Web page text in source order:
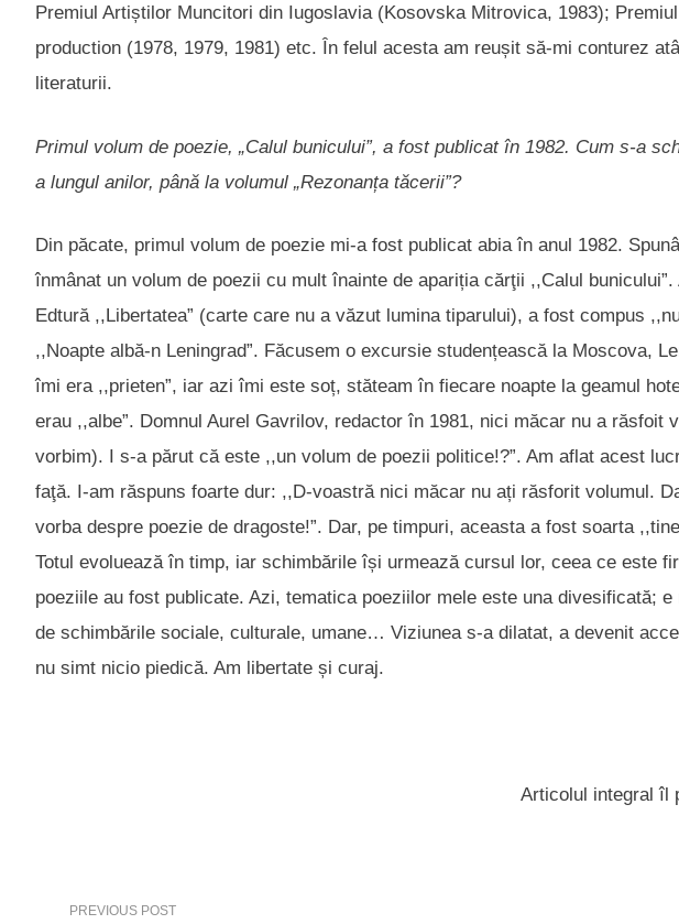
Premiul Artiștilor Muncitori din Iugoslavia (Kosovska Mitrovica, 1983);
production (1978, 1979, 1981) etc. În felul acesta am reușit să-mi conturez
literaturii.
Primul volum de poezie, „Calul bunicului”, a fost publicat în 1982. Cum s-a
a lungul anilor, până la volumul „Rezonanța tăcerii”?
Din păcate, primul volum de poezie mi-a fost publicat abia în anul 1982.
înmânat un volum de poezii cu mult înainte de apariția cărţii ,,Calul
Edtură ,,Libertatea” (carte care nu a văzut lumina tiparului), a fost compus
,,Noapte albă-n Leningrad”. Făcusem o excursie studențească la Moscova,
îmi era ,,prieten”, iar azi îmi este soț, stăteam în fiecare noapte la geamul
erau ,,albe”. Domnul Aurel Gavrilov, redactor în 1981, nici măcar nu a răsfoit
vorbim). I s-a părut că este ,,un volum de poezii politice!?”. Am aflat acest
faţă. I-am răspuns foarte dur: ,,D-voastră nici măcar nu ați răsforit volumul.
vorba despre poezie de dragoste!”. Dar, pe timpuri, aceasta a fost soarta
Totul evoluează în timp, iar schimbările își urmează cursul lor, ceea ce este
poeziile au fost publicate. Azi, tematica poeziilor mele este una divesificată;
de schimbările sociale, culturale, umane… Viziunea s-a dilatat, a devenit
nu simt nicio piedică. Am libertate și curaj.
Articolul integral îl
PREVIOUS POST